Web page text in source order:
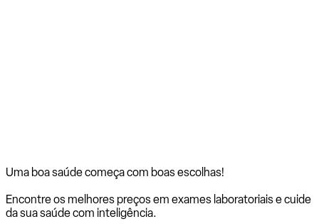
Uma boa saúde começa com boas escolhas!
Encontre os melhores preços em exames laboratoriais e cuide
da sua saúde com inteligência.